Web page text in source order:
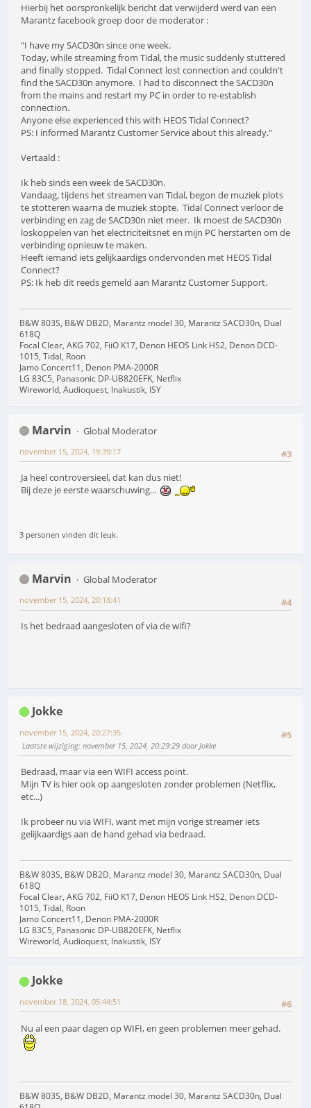
Hierbij het oorspronkelijk bericht dat verwijderd werd van een
Marantz facebook groep door de moderator :
"I have my SACD30n since one week.
Today, while streaming from Tidal, the music suddenly stuttered
and finally stopped. Tidal Connect lost connection and couldn't
find the SACD30n anymore. I had to disconnect the SACD30n
from the mains and restart my PC in order to re-establish
connection.
Anyone else experienced this with HEOS Tidal Connect?
PS: I informed Marantz Customer Service about this already."
Vertaald :
Ik heb sinds een week de SACD30n.
Vandaag, tijdens het streamen van Tidal, begon de muziek plots
te stotteren waarna de muziek stopte. Tidal Connect verloor de
verbinding en zag de SACD30n niet meer. Ik moest de SACD30n
loskoppelen van het electriciteitsnet en mijn PC herstarten om de
verbinding opnieuw te maken.
Heeft iemand iets gelijkaardigs ondervonden met HEOS Tidal
Connect?
PS: Ik heb dit reeds gemeld aan Marantz Customer Support.
B&W 803S, B&W DB2D, Marantz model 30, Marantz SACD30n, Dual
618Q
Focal Clear, AKG 702, FiiO K17, Denon HEOS Link HS2, Denon DCD-
1015, Tidal, Roon
Jamo Concert11, Denon PMA-2000R
LG 83C5, Panasonic DP-UB820EFK, Netflix
Wireworld, Audioquest, Inakustik, ISY
Marvin
Global Moderator
#3
november 15, 2024, 19:39:17
Ja heel controversieel, dat kan dus niet!
Bij deze je eerste waarschuwing...
3 personen vinden dit leuk.
Marvin
Global Moderator
#4
november 15, 2024, 20:18:41
Is het bedraad aangesloten of via de wifi?
Jokke
#5
november 15, 2024, 20:27:35
Laatste wijziging: november 15, 2024, 20:29:29 door Jokke
Bedraad, maar via een WIFI access point.
Mijn TV is hier ook op aangesloten zonder problemen (Netflix,
etc...)
Ik probeer nu via WIFI, want met mijn vorige streamer iets
gelijkaardigs aan de hand gehad via bedraad.
B&W 803S, B&W DB2D, Marantz model 30, Marantz SACD30n, Dual
618Q
Focal Clear, AKG 702, FiiO K17, Denon HEOS Link HS2, Denon DCD-
1015, Tidal, Roon
Jamo Concert11, Denon PMA-2000R
LG 83C5, Panasonic DP-UB820EFK, Netflix
Wireworld, Audioquest, Inakustik, ISY
Jokke
#6
november 18, 2024, 05:44:51
Nu al een paar dagen op WIFI, en geen problemen meer gehad.
B&W 803S, B&W DB2D, Marantz model 30, Marantz SACD30n, Dual